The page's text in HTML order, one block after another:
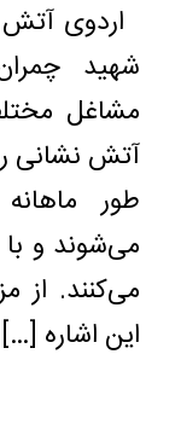
اردوی
شهید
مشاغل
آتش نشانی
طور
می‌شوند و با
می‌کنند. از
این اشاره […]